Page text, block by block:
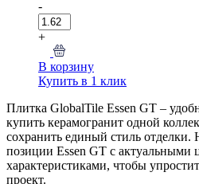
-
+
В корзину
Купить в 1 клик
Плитка GlobalTile Essen GT –
купить керамогранит одной
сохранить единый стиль отделки.
позиции Essen GT с
характеристиками, чтобы
проект.